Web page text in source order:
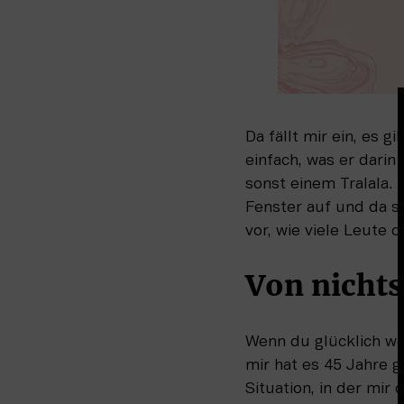
Da fällt mir ein, es
einfach, was er
sonst einem Tralala.
Fenster auf und da
vor, wie viele Leute
Von nichts
Wenn du glücklich
mir hat es 45 Jahre
Situation, in der mir